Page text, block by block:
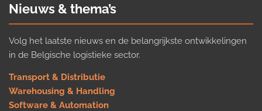
Nieuws & thema’s
Volg het laatste nieuws en de belangrijkste ontwikkelingen
in de Belgische logistieke sector.
Transport & Distributie
Warehousing & Handling
Software & Automation